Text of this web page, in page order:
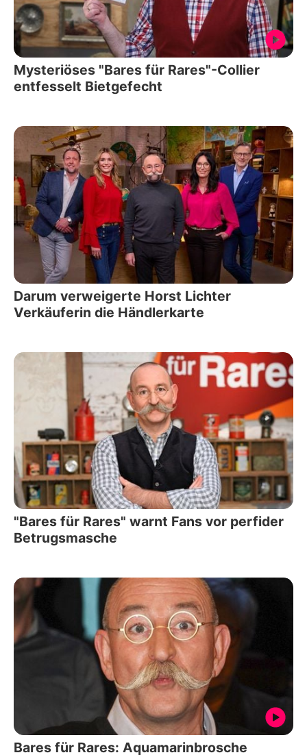
Mysteriöses "Bares für Rares"-Collier
entfesselt Bietgefecht
Darum verweigerte Horst Lichter
Verkäuferin die Händlerkarte
"Bares für Rares" warnt Fans vor perfider
Betrugsmasche
Bares für Rares: Aquamarinbrosche